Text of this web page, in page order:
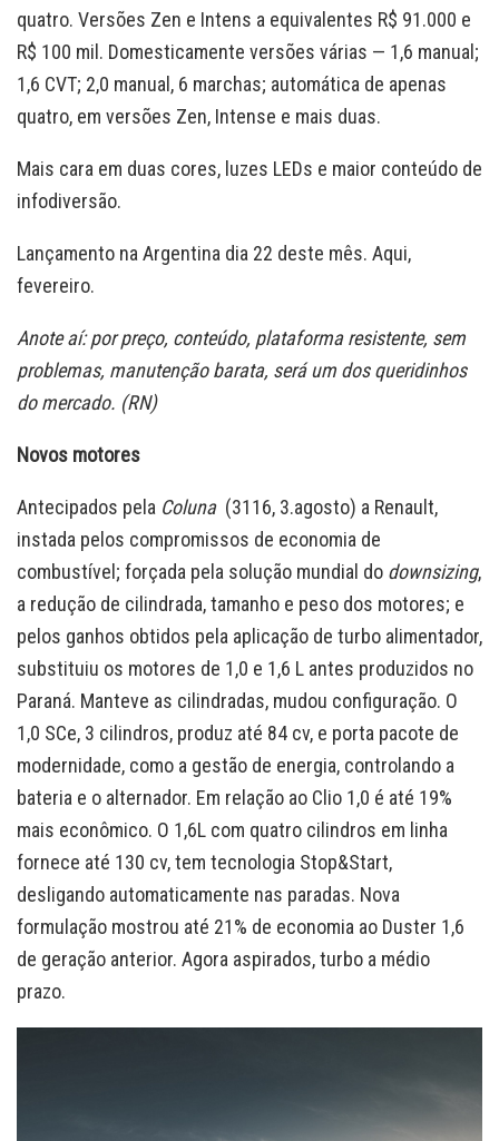
quatro. Versões Zen e Intens a equivalentes R$ 91.000 e
R$ 100 mil. Domesticamente versões várias — 1,6 manual;
1,6 CVT; 2,0 manual, 6 marchas; automática de apenas
quatro, em versões Zen, Intense e mais duas.
Mais cara em duas cores, luzes LEDs e maior conteúdo de
infodiversão.
Lançamento na Argentina dia 22 deste mês. Aqui,
fevereiro.
Anote aí: por preço, conteúdo, plataforma resistente, sem
problemas, manutenção barata, será um dos queridinhos
do mercado. (RN)
Novos motores
Antecipados pela Coluna(3116, 3.agosto) a Renault,
instada pelos compromissos de economia de
combustível; forçada pela solução mundial do downsizing,
a redução de cilindrada, tamanho e peso dos motores; e
pelos ganhos obtidos pela aplicação de turbo alimentador,
substituiu os motores de 1,0 e 1,6 L antes produzidos no
Paraná. Manteve as cilindradas, mudou configuração. O
1,0 SCe, 3 cilindros, produz até 84 cv, e porta pacote de
modernidade, como a gestão de energia, controlando a
bateria e o alternador. Em relação ao Clio 1,0 é até 19%
mais econômico. O 1,6L com quatro cilindros em linha
fornece até 130 cv, tem tecnologia Stop&Start,
desligando automaticamente nas paradas. Nova
formulação mostrou até 21% de economia ao Duster 1,6
de geração anterior. Agora aspirados, turbo a médio
prazo.